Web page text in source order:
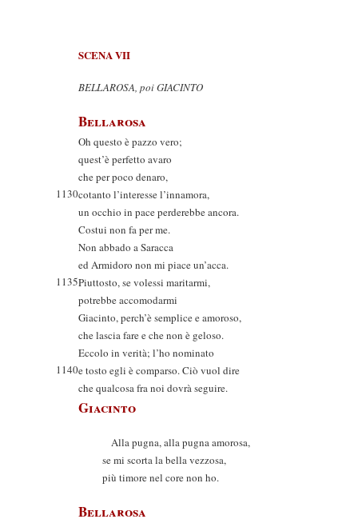
SCENA VII
BELLAROSA, poi GIACINTO
Bellarosa
Oh questo è pazzo vero;
quest’è perfetto avaro
che per poco denaro,
1130cotanto l’interesse l’innamora,
un occhio in pace perderebbe ancora.
Costui non fa per me.
Non abbado a Saracca
ed Armidoro non mi piace un’acca.
1135Piuttosto, se volessi maritarmi,
potrebbe accomodarmi
Giacinto, perch’è semplice e amoroso,
che lascia fare e che non è geloso.
Eccolo in verità; l’ho nominato
1140e tosto egli è comparso. Ciò vuol dire
che qualcosa fra noi dovrà seguire.
Giacinto
Alla pugna, alla pugna amorosa,
se mi scorta la bella vezzosa,
più timore nel core non ho.
Bellarosa